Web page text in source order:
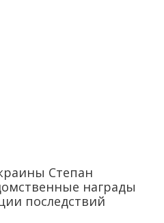
Степан
награды
последствий